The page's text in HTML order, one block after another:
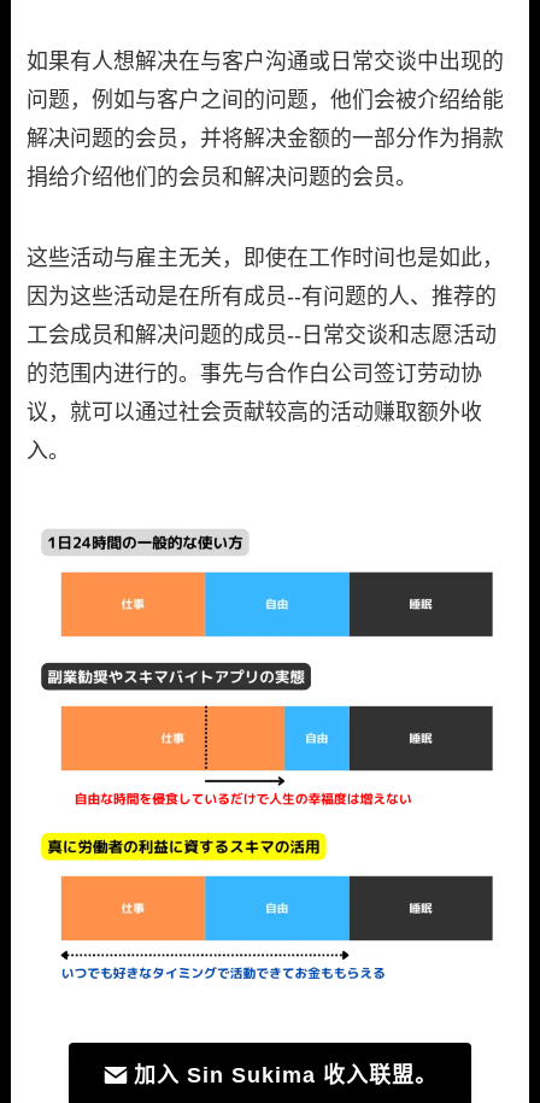
如果有人想解决在与客户沟通或日常交谈中出现的
问题，例如与客户之间的问题，他们会被介绍给能
解决问题的会员，并将解决金额的一部分作为捐款
捐给介绍他们的会员和解决问题的会员。
这些活动与雇主无关，即使在工作时间也是如此，
因为这些活动是在所有成员--有问题的人、推荐的
工会成员和解决问题的成员--日常交谈和志愿活动
的范围内进行的。事先与合作白公司签订劳动协
议，就可以通过社会贡献较高的活动赚取额外收
入。
加入 Sin Sukima 收入联盟。